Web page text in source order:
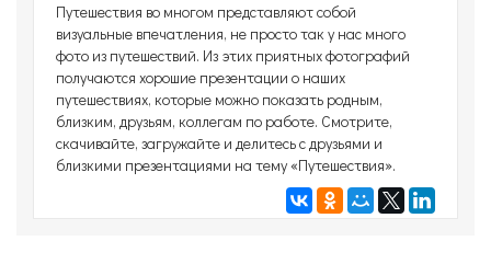
Путешествия во многом представляют собой
визуальные впечатления, не просто так у нас много
фото из путешествий. Из этих приятных фотографий
получаются хорошие презентации о наших
путешествиях, которые можно показать родным,
близким, друзьям, коллегам по работе. Смотрите,
скачивайте, загружайте и делитесь с друзьями и
близкими презентациями на тему «Путешествия».